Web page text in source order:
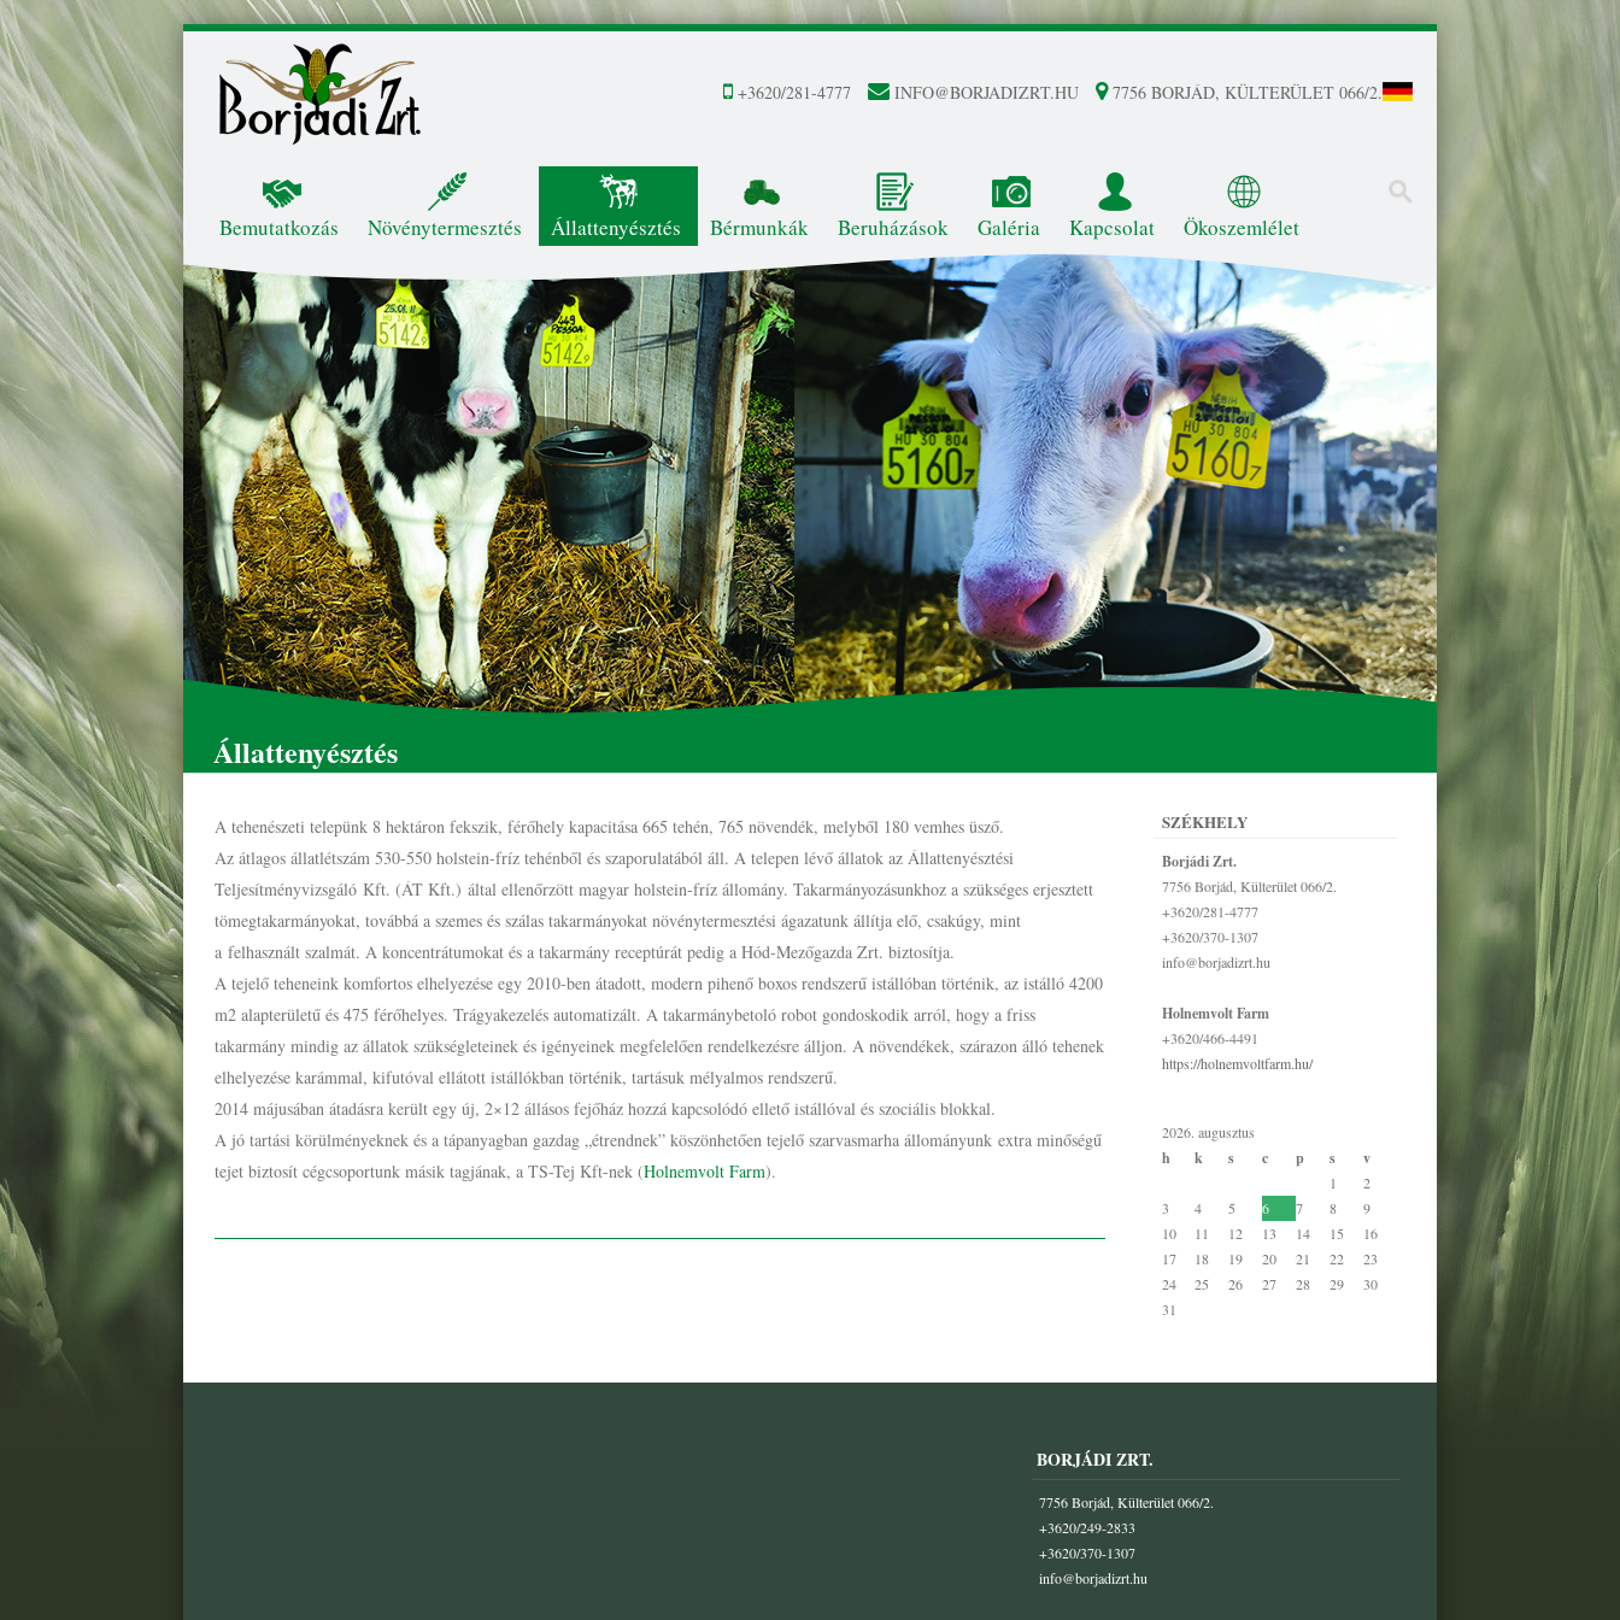
+3620/281-4777 INFO@BORJADIZRT.HU 7756 BORJÁD, KÜLTERÜLET 066/2.
Menu
Skip to content
Bemutatkozás Növénytermesztés Állattenyésztés Bérmunkák Beruházások Galéria Kapcsolat Ökoszemlélet
Állattenyésztés
A tehenészeti telepünk 8 hektáron fekszik, férőhely kapacitása 665 tehén, 765 növendék, melyből 180 vemhes üsző.
Az átlagos állatlétszám 530-550 holstein-fríz tehénből és szaporulatából áll. A telepen lévő állatok az Állattenyésztési
Teljesítményvizsgáló Kft. (ÁT Kft.) által ellenőrzött magyar holstein-fríz állomány. Takarmányozásunkhoz a szükséges erjesztett
tömegtakarmányokat, továbbá a szemes és szálas takarmányokat növénytermesztési ágazatunk állítja elő, csakúgy, mint
a felhasznált szalmát. A koncentrátumokat és a takarmány receptúrát pedig a Hód-Mezőgazda Zrt. biztosítja.
A tejelő teheneink komfortos elhelyezése egy 2010-ben átadott, modern pihenő boxos rendszerű istállóban történik, az istálló 4200
m2 alapterületű és 475 férőhelyes. Trágyakezelés automatizált. A takarmánybetoló robot gondoskodik arról, hogy a friss
takarmány mindig az állatok szükségleteinek és igényeinek megfelelően rendelkezésre álljon. A növendékek, szárazon álló tehenek
elhelyezése karámmal, kifutóval ellátott istállókban történik, tartásuk mélyalmos rendszerű.
2014 májusában átadásra került egy új, 2×12 állásos fejőház hozzá kapcsolódó ellető istállóval és szociális blokkal.
A jó tartási körülményeknek és a tápanyagban gazdag „étrendnek” köszönhetően tejelő szarvasmarha állományunk extra minőségű
tejet biztosít cégcsoportunk másik tagjának, a TS-Tej Kft-nek (Holnemvolt Farm).
SZÉKHELY
Borjádi Zrt.
7756 Borjád, Külterület 066/2.
+3620/281-4777
+3620/370-1307
info@borjadizrt.hu
Holnemvolt Farm
+3620/466-4491
https://holnemvoltfarm.hu/
2026. augusztus
h k s c p s v
1
2
3
4 5 6 7 8
9
10
11 12 13 14 15
16
17
18 19 20 21 22
23
24
25 26 27 28 29
30
31
BORJÁDI ZRT.
7756 Borjád, Külterület 066/2.
+3620/249-2833
+3620/370-1307
info@borjadizrt.hu